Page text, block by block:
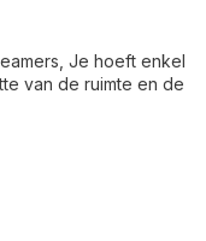
Je hoeft enkel
van de ruimte en de